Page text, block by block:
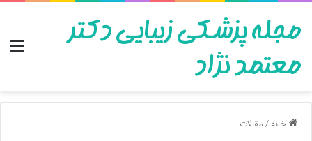
مجله پزشکی زیبایی دکتر
معتمد نژاد
خانه/مقالات